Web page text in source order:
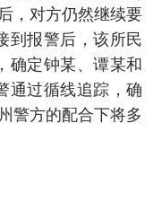
，对方仍然继续要
到报警后，该所民
确定钟某、谭某和
通过循线追踪，确
警方的配合下将多